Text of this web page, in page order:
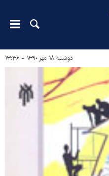
دوشنبه ۱۸ مهر ۱۳۹۰ - ۱۳:۳۶